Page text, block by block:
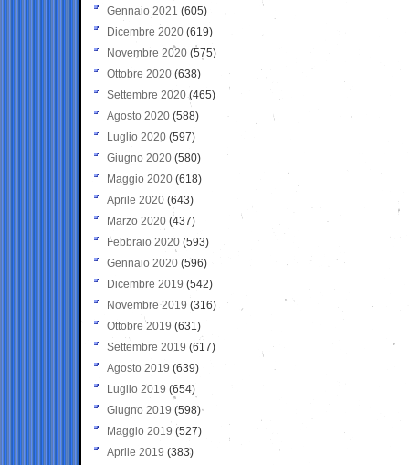
Gennaio 2021 (605)
Dicembre 2020 (619)
Novembre 2020 (575)
Ottobre 2020 (638)
Settembre 2020(465)
Agosto 2020 (588)
Luglio 2020 (597)
Giugno 2020 (580)
Maggio 2020 (618)
Aprile 2020 (643)
Marzo 2020 (437)
Febbraio 2020 (593)
Gennaio 2020 (596)
Dicembre 2019 (542)
Novembre 2019 (316)
Ottobre 2019 (631)
Settembre 2019 (617)
Agosto 2019 (639)
Luglio 2019 (654)
Giugno 2019 (598)
Maggio 2019 (527)
Aprile 2019 (383)